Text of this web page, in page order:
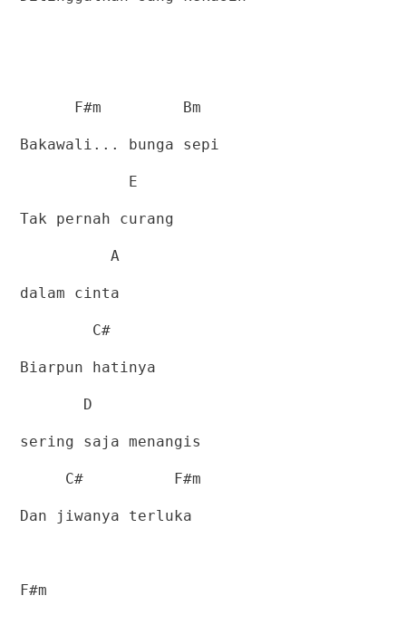
F#m Bm
Bakawali... bunga sepi
E
Tak pernah curang
A
dalam cinta
C#
Biarpun hatinya
D
sering saja menangis
C# F#m
Dan jiwanya terluka
F#m